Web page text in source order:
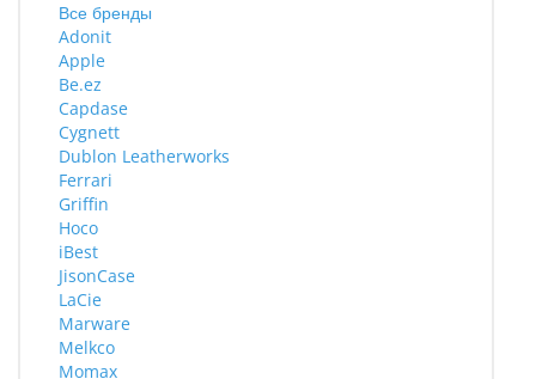
Все бренды
Adonit
Apple
Be.ez
Capdase
Cygnett
Dublon Leatherworks
Ferrari
Griffin
Hoco
iBest
JisonCase
LaCie
Marware
Melkco
Momax